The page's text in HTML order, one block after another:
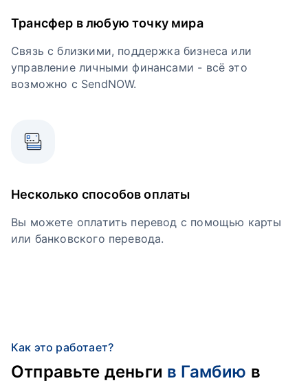
Трансфер в любую точку мира
Связь с близкими, поддержка бизнеса или
управление личными финансами - всё это
возможно с SendNOW.
Несколько способов оплаты
Вы можете оплатить перевод с помощью карты
или банковского перевода.
Как это работает?
Отправьте деньги в Гамбию в